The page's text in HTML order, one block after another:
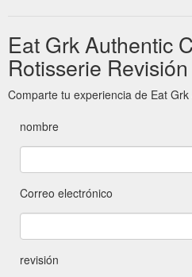
Eat Grk Authentic
Rotisserie
Comparte tu experiencia de Eat
nombre
Correo electrónico
revisión